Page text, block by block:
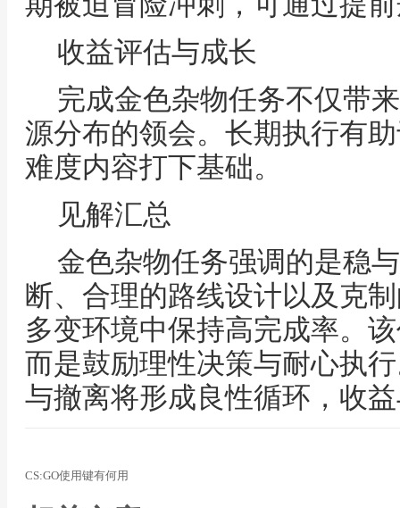
收益评估与成长
完成金色杂物任务不仅带
源分布的领会。长期执行有
难度内容打下基础。
见解汇总
金色杂物任务强调的是稳
断、合理的路线设计以及克
多变环境中保持高完成率。
而是鼓励理性决策与耐心执
与撤离将形成良性循环，收
CS:GO使用键有何用